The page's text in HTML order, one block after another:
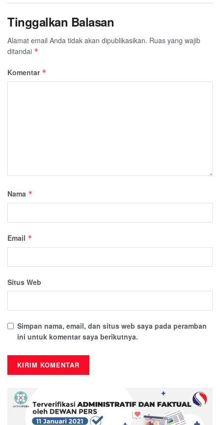
Tinggalkan Balasan
Alamat email Anda tidak akan dipublikasikan. Ruas yang wajib
ditandai *
Komentar *
Nama *
Email *
Situs Web
Simpan nama, email, dan situs web saya pada peramban
ini untuk komentar saya berikutnya.